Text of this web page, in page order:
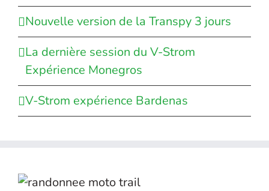
Nouvelle version de la Transpy 3 jours
La dernière session du V-Strom
Expérience Monegros
V-Strom expérience Bardenas